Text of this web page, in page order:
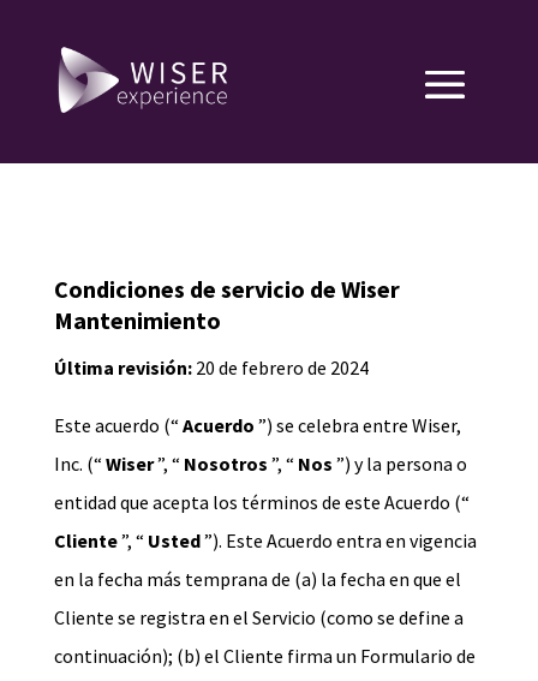
Condiciones de servicio de Wiser
Mantenimiento
Última revisión:20 de febrero de 2024
Este acuerdo (“ Acuerdo ”) se celebra entre Wiser,
Inc. (“ Wiser”, “ Nosotros ”, “ Nos ”) y la persona o
entidad que acepta los términos de este Acuerdo (“
Cliente”, “ Usted”). Este Acuerdo entra en vigencia
en la fecha más temprana de (a) la fecha en que el
Cliente se registra en el Servicio (como se define a
continuación); (b) el Cliente firma un Formulario de